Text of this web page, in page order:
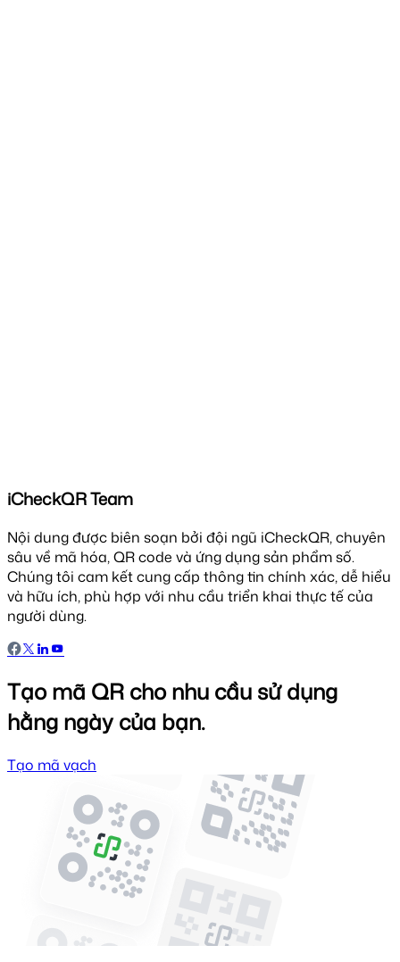
iCheckQR Team
Nội dung được biên soạn bởi đội ngũ iCheckQR, chuyên
sâu về mã hóa, QR code và ứng dụng sản phẩm số.
Chúng tôi cam kết cung cấp thông tin chính xác, dễ hiểu
và hữu ích, phù hợp với nhu cầu triển khai thực tế của
người dùng.
Tạo mã QR cho nhu cầu sử dụng
hằng ngày của bạn.
Tạo mã vạch